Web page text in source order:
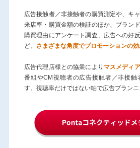
広告接触者／非接触者の購買測定や、キ
来店率・購買金額の検証のほか、ブラン
購買理由にアンケート調査、広告への好
ど、 さまざまな角度でプロモーションの
広告代理店様との協業により マスメディ
番組やCM視聴者の広告接触者／非接触
す。視聴率だけではない軸で広告プランニ